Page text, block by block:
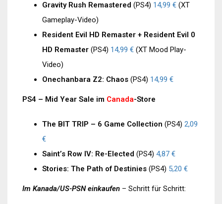
Gravity Rush Remastered (PS4) 14,99 € (XT
Gameplay-Video)
Resident Evil HD Remaster + Resident Evil 0
HD Remaster (PS4) 14,99 € (XT Mood Play-
Video)
Onechanbara Z2: Chaos (PS4) 14,99 €
PS4 – Mid Year Sale im Canada-Store
The BIT TRIP – 6 Game Collection (PS4) 2,09
€
Saint’s Row IV: Re-Elected (PS4) 4,87 €
Stories: The Path of Destinies (PS4) 5,20 €
Im Kanada/US-PSN einkaufen – Schritt für Schritt: